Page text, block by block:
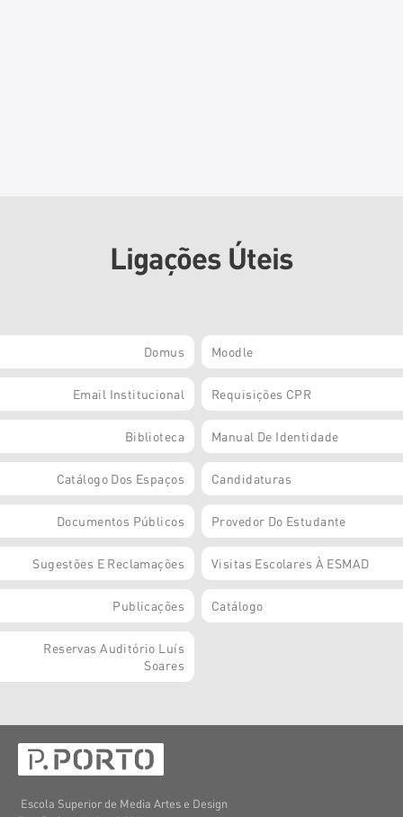
Ligações Úteis
Domus Moodle
Email Institucional Requisições CPR
Biblioteca Manual De Identidade
Catálogo Dos Espaços Candidaturas
Documentos Públicos Provedor Do Estudante
Sugestões E Reclamações Visitas Escolares À ESMAD
Publicações Catálogo
Reservas Auditório Luís
Soares
Escola Superior de Media Artes e Design